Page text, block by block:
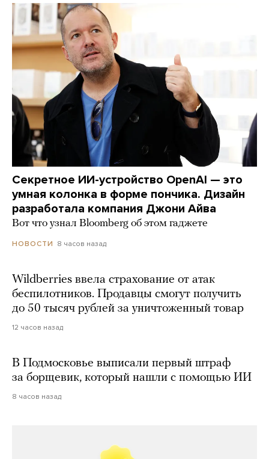
Секретное ИИ-устройство OpenAI — это
умная колонка в форме пончика. Дизайн
разработала компания Джони Айва
Вот что узнал Bloomberg об этом гаджете
НОВОСТИ 8 часов назад
Wildberries ввела страхование от атак
беспилотников. Продавцы смогут получить
до 50 тысяч рублей за уничтоженный товар
12 часов назад
В Подмосковье выписали первый штраф
за борщевик, который нашли с помощью ИИ
8 часов назад